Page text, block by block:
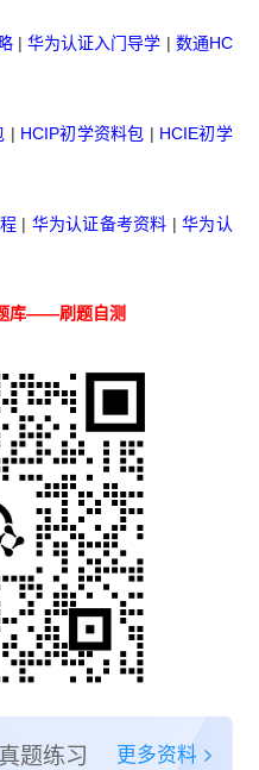
|华为认证入门导学 | 数通HC
| HCIP初学资料包 | HCIE初学
| 华为认证备考资料 |华为认
库——刷题自测
真题练习 更多资料